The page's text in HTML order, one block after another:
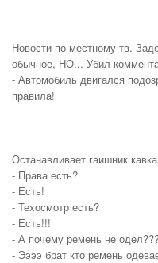
Новости по местному тв.
обычное, НО... Убил
- Автомобиль двигался
правила!
Останавливает гаишник
- Права есть?
- Есть!
- Техосмотр есть?
- Есть!!!
- А почему ремень не
- Ээээ брат кто ремень